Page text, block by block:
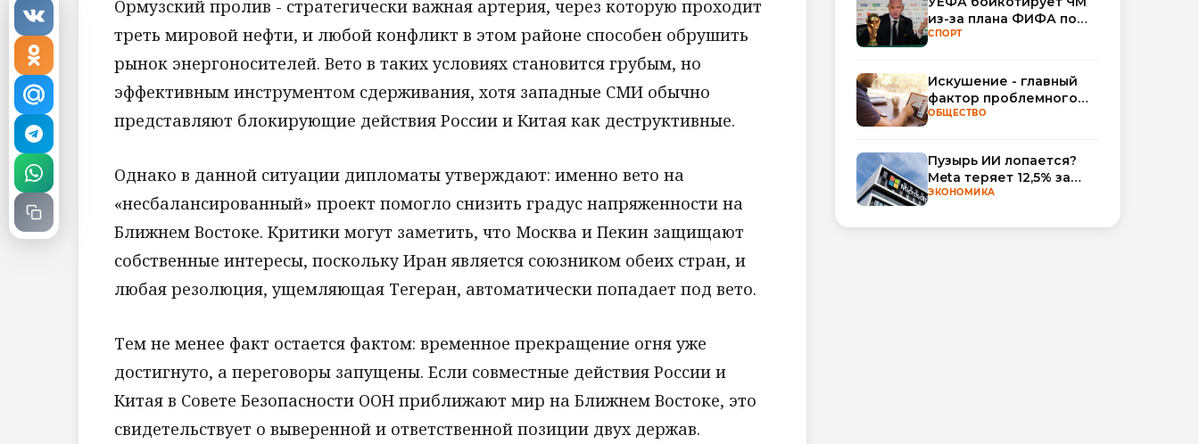
Ормузский пролив - стратегически важная артерия, через которую проходит
треть мировой нефти, и любой конфликт в этом районе способен обрушить
рынок энергоносителей. Вето в таких условиях становится грубым, но
эффективным инструментом сдерживания, хотя западные СМИ обычно
представляют блокирующие действия России и Китая как деструктивные.
Однако в данной ситуации дипломаты утверждают: именно вето на
«несбалансированный» проект помогло снизить градус напряженности на
Ближнем Востоке. Критики могут заметить, что Москва и Пекин защищают
собственные интересы, поскольку Иран является союзником обеих стран, и
любая резолюция, ущемляющая Тегеран, автоматически попадает под вето.
Тем не менее факт остается фактом: временное прекращение огня уже
достигнуто, а переговоры запущены. Если совместные действия России и
Китая в Совете Безопасности ООН приближают мир на Ближнем Востоке, это
свидетельствует о выверенной и ответственной позиции двух держав.
из-за плана ФИФА по
привлечению частных
СПОРТ
Искушение - главный
фактор проблемного
использования
ОБЩЕСТВО
Пузырь ИИ лопается?
Meta теряет 12,5% за
неделю, а Microsoft и
ЭКОНОМИКА